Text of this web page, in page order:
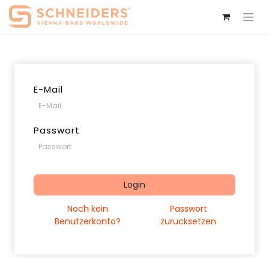
E-Mail
Passwort
Login
Noch kein
Benutzerkonto?
Passwort
zurücksetzen